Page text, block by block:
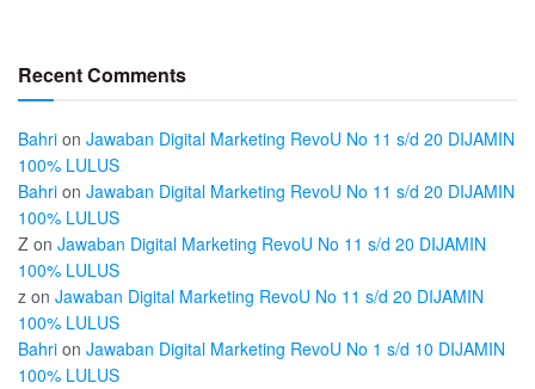
Recent Comments
Bahri on Jawaban Digital Marketing RevoU No 11 s/d 20 DIJAMIN
100% LULUS
Bahri on Jawaban Digital Marketing RevoU No 11 s/d 20 DIJAMIN
100% LULUS
Z on Jawaban Digital Marketing RevoU No 11 s/d 20 DIJAMIN
100% LULUS
z on Jawaban Digital Marketing RevoU No 11 s/d 20 DIJAMIN
100% LULUS
Bahri on Jawaban Digital Marketing RevoU No 1 s/d 10 DIJAMIN
100% LULUS